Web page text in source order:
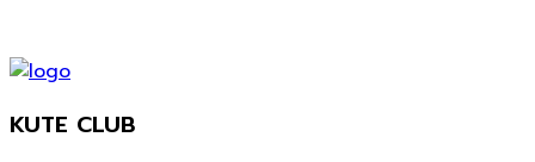
KUTE CLUB